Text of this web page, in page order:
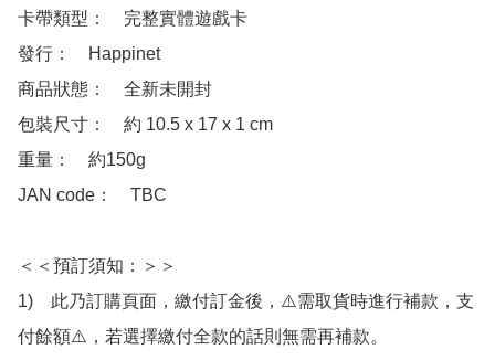
卡帶類型：　完整實體遊戲卡
發行：　Happinet
商品狀態：　全新未開封
包裝尺寸：　約 10.5 x 17 x 1 cm
重量：　約150g
JAN code：　TBC
＜＜預訂須知：＞＞
1)　此乃訂購頁面，繳付訂金後，⚠️需取貨時進行補款，支
付餘額⚠️，若選擇繳付全款的話則無需再補款。